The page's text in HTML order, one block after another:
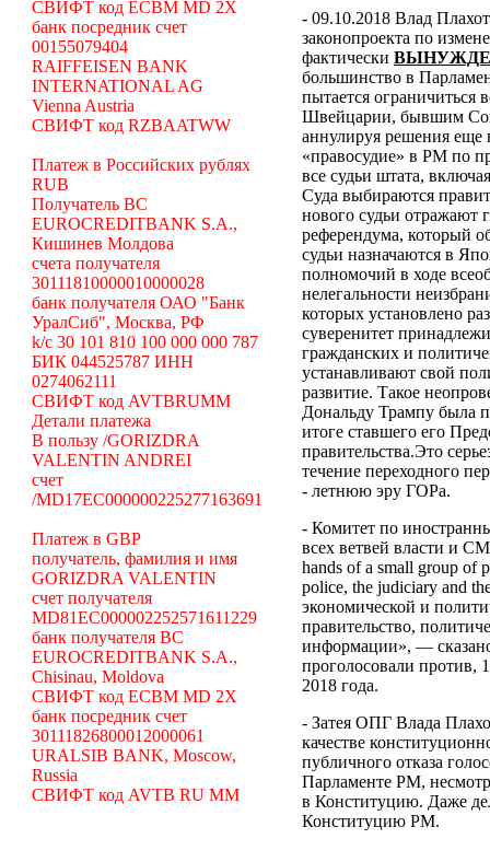
СВИФТ код ECBM MD 2X
банк посредник счет
00155079404
RAIFFEISEN BANK
INTERNATIONAL AG
Vienna Austria
СВИФТ код RZBAATWW
Платеж в Российских рублях
RUB
Получатель BC
EUROCREDITBANK S.A.,
Кишинев Молдова
счета получателя
30111810000010000028
банк получателя ОАО "Банк
УралСиб", Москва, РФ
k/c 30 101 810 100 000 000 787
БИК 044525787 ИНН
0274062111
СВИФТ код AVTBRUMM
Детали платежа
В пользу /GORIZDRA
VALENTIN ANDREI
счет
/MD17EC000000225277163691
Платеж в GBP
получатель, фамилия и имя
GORIZDRA VALENTIN
счет получателя
MD81EC000002252571611229
банк получателя BC
EUROCREDITBANK S.A.,
Chisinau, Moldova
СВИФТ код ECBM MD 2X
банк посредник счет
30111826800012000061
URALSIB BANK, Moscow,
Russia
СВИФТ код AVTB RU MM
- 09.10.2018 Влад
законопроекта по
фактически
большинство в
пытается
Швейцарии, бывшим
аннулируя решения еще
«правосудие» в РМ по
все судьи штата,
Суда выбираются
нового судьи отражают
референдума, который
судьи назначаются в
полномочий в ходе
нелегальности
которых установлено
суверенитет
гражданских и
устанавливают свой
развитие. Такое
Дональду Трампу была
итоге ставшего его
правительства.Это
течение
- летнюю эру ГОРа.
- Комитет по
всех ветвей власти и
hands of a small group of
police, the judiciary and
экономической и
правительство,
информации», —
проголосовали против,
2018 года.
- Затея ОПГ Влада
качестве
публичного отказа
Парламенте РМ,
в Конституцию. Даже
Конституцию РМ.